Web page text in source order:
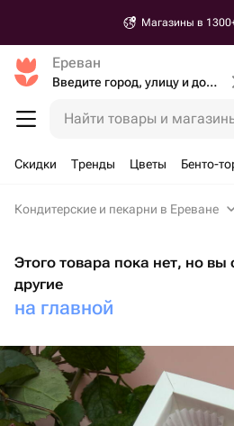
Магазины в
Ереван
Введите город, улицу и дом доставки
Найти товары и
Скидки Тренды Цветы Бенто-
Кондитерские и пекарни в Ереване
Этого товара пока нет, но
другие
на главной